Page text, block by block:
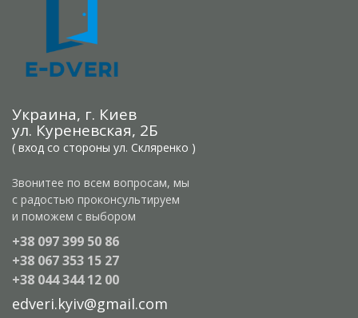
Украина, г. Киев
ул. Куреневская, 2Б
( вход со стороны ул. Скляренко )
Звонитее по всем вопросам, мы
с радостью проконсультируем
и поможем с выбором
+38 097 399 50 86
+38 067 353 15 27
+38 044 344 12 00
edveri.kyiv@gmail.com